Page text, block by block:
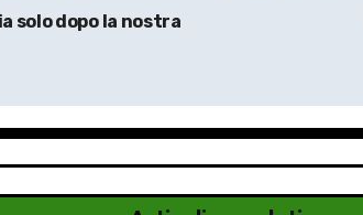
solo dopo la nostra